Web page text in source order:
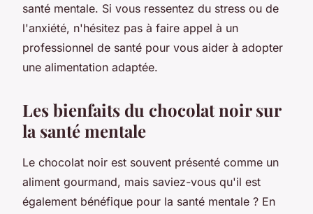
santé mentale. Si vous ressentez du stress ou de
l'anxiété, n'hésitez pas à faire appel à un
professionnel de santé pour vous aider à adopter
une alimentation adaptée.
Les bienfaits du chocolat noir sur
la santé mentale
Le chocolat noir est souvent présenté comme un
aliment gourmand, mais saviez-vous qu'il est
également bénéfique pour la santé mentale ? En